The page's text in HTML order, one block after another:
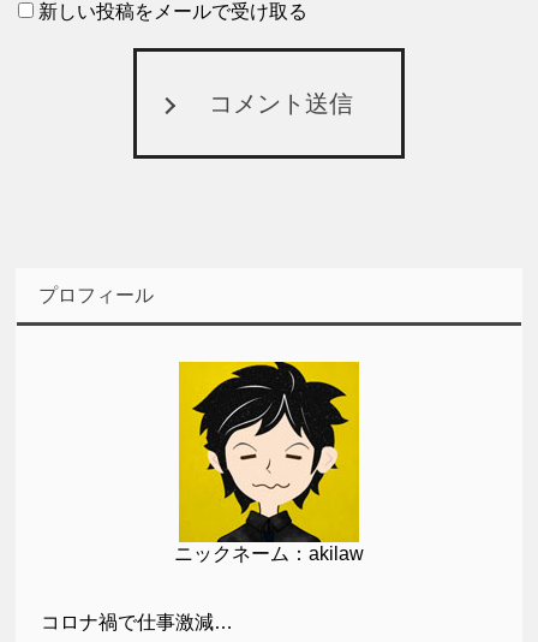
新しい投稿をメールで受け取る
コメント送信
プロフィール
ニックネーム：akilaw
コロナ禍で仕事激減…